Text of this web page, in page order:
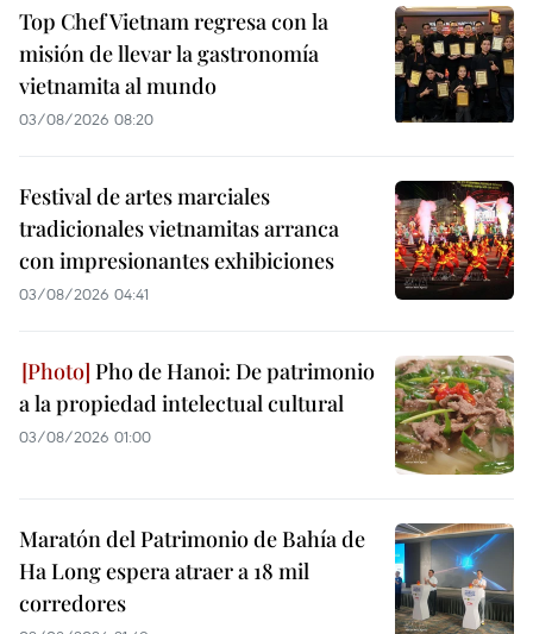
Top Chef Vietnam regresa con la
misión de llevar la gastronomía
vietnamita al mundo
03/08/2026 08:20
Festival de artes marciales
tradicionales vietnamitas arranca
con impresionantes exhibiciones
03/08/2026 04:41
Pho de Hanoi: De patrimonio
a la propiedad intelectual cultural
03/08/2026 01:00
Maratón del Patrimonio de Bahía de
Ha Long espera atraer a 18 mil
corredores